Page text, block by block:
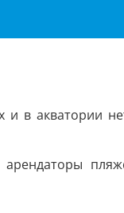
в акватории